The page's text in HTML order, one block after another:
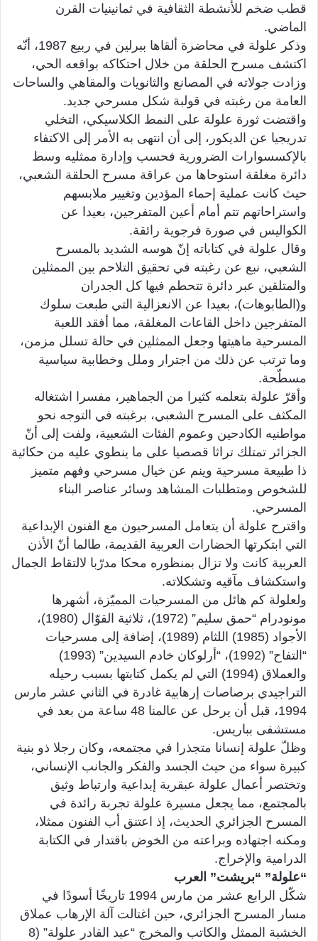
قطب ضخم للأنشطة الثقافية في ثمانينيات القرن
الماضي.
وذكر علولة في محاضرة ألقاها ببرلين في ربيع 1987، أنّه
اكتشف مسرح الحلقة من خلال احتكاكه بواقعه الحي،
وزادت جولاته في المصانع والثانويات والمقاهي والساحات
العامة من رغبته في قولبة شكل مسرحي جديد.
واقتضت ثورة علولة على النمط الكلاسيكي، التخلي
تدريجيا عن الديكور، إلى أن انتهى به الأمر إلى الاكتفاء
بالإكسسوارات الضرورية فحسب وإدارة ممثليه وسط
دائرة مغلقة استوحاها من عراقة مسرح الحلقة الشعبي،
حيث كانت عملية إحماء المؤدين وتغيير ملابسهم
واستراحاتهم تتم أمام أعين المتفرجين، بعيدا عن
الكواليس في صورة فرجوية رائقة.
وقال علولة في كتاباته إنّ هوسه الشديد بالمسرح
الشعبي، نبع عن رغبته في تحقيق التلاحم بين الممثلين
والمتلقين عبر دائرة تتحطم فيها كل الجدران
و(الطابوهات)، بعيدا عن الانعزالية التي طبعت سلوك
المتفرجين داخل القاعات المغلقة، مما أفقد اللعبة
المسرحية ماهيتها وجعل الممثلين في حالة تسلل مزمن،
وما ترتب عن ذلك من اجترار وملل وخطابية سياسية
مسطّحة.
وأقرّ علولة بتعلمه كثيرا من الجماهير، مفسرا اشتغاله
المكثف على المسرح الشعبي، برغبته في التوجه نحو
مواطنيه الكادحين وعموم الفئات الشعبية، ولفت إلى أنّ
الجزائر تمتلك تراثا قصصيا على ما ينطوي عليه من حكائية
ذا طبيعة مسرحية وينم عن خيال مسرحي وفهم متميز
للشخوص ومتطلبات المشاهد وسائر عناصر البناء
المسرحي.
واقترح علولة أن يتعامل المسرحيون مع الفنون الإبداعية
التي ابتكرتها الحضارات العربية القديمة، طالما أنّ الأذن
العربية كانت ولا تزال بمنظوره محكا مدرّبا لالتقاط الجمال
واستكشاف مآقيه وتشكلاته.
ولعلولة كم هائل من المسرحيات المميّزة، أشهرها
مونودرام “حمق سليم” (1972)، ثلاثية القوّال (1980)،
الأجواد (1985) اللثام (1989)، إضافة إلى مسرحيات
“التفاح” (1992)، “أرلوكان خادم السيدين” (1993)
والعملاق (1994) التي لم يكمل كتابتها بسبب رحيله
التراجيدي برصاصات إرهابية غادرة في الثاني عشر مارس
1994، قبل أن يرحل عن عالمنا 48 ساعة من بعد في
مستشفى بباريس.
وظلّ علولة إنسانا متجذرا في مجتمعه، وكان رجلا ذو بنية
كبيرة سواء من حيث الجسد والفكر والجانب الإنساني،
وتختصر أعمال علولة عبقرية إبداعية وارتباط وثيق
بالمجتمع، مما يجعل مسيرة علولة تجربة رائدة في
المسرح الجزائري الحديث، إذ اعتنق أب الفنون ممثلا،
ومكنه اجتهاده وبراعته من الخوض باقتدار في الكتابة
الدرامية والإخراج.
“علولة” “بريشت” العرب
شكّل الرابع عشر من مارس 1994 تاريخًا أسودًا في
مسار المسرح الجزائري، حين اغتالت آلة الإرهاب عملاق
الخشبة الممثل والكاتب والمخرج “عبد القادر علولة” (8